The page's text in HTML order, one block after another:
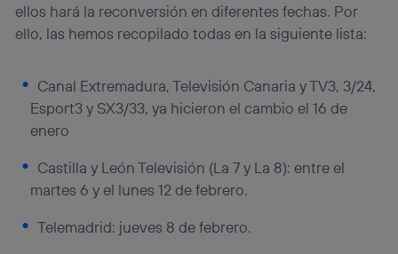
ellos hará la reconversión en diferentes fechas. Por
ello, las hemos recopilado todas en la siguiente lista:
Canal Extremadura, Televisión Canaria y TV3, 3/24,
Esport3 y SX3/33, ya hicieron el cambio el 16 de
enero
Castilla y León Televisión (La 7 y La 8): entre el
martes 6 y el lunes 12 de febrero.
Telemadrid: jueves 8 de febrero.